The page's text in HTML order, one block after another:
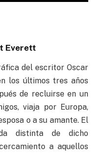
Everett
del escritor Oscar
los últimos tres años
de recluirse en un
viaja por Europa,
o a su amante. El
distinta de dicho
a aquellos